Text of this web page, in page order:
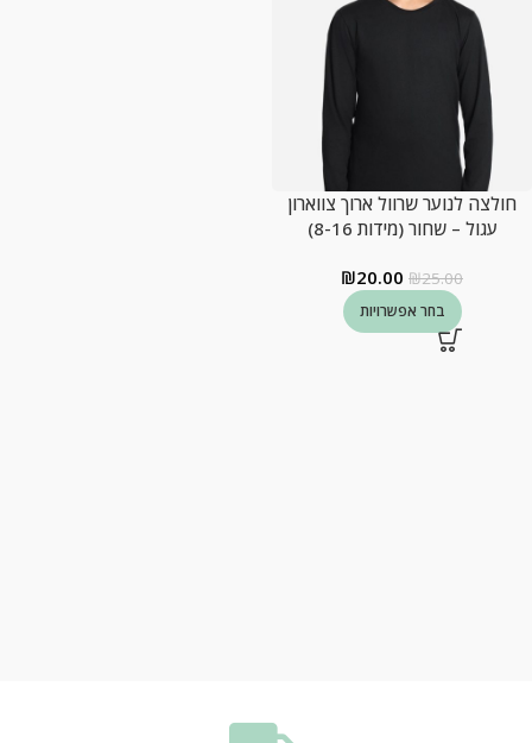
חולצה לנוער שרוול ארוך צווארון
עגול – שחור (מידות 8-16)
₪25.00
₪20.00
בחר אפשרויות